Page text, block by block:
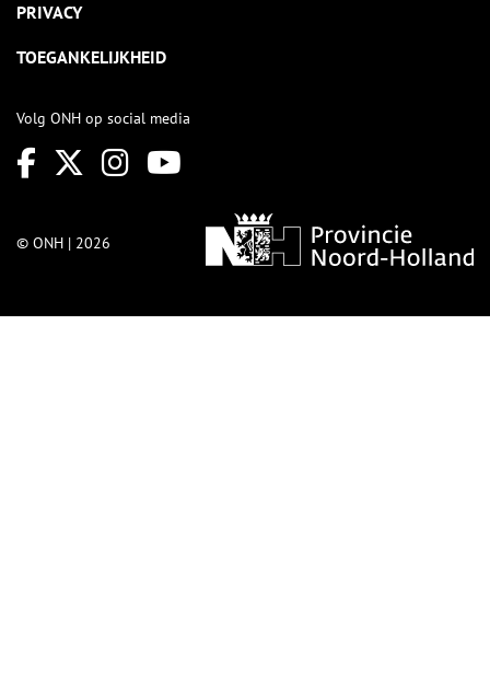
PRIVACY
TOEGANKELIJKHEID
Volg ONH op social media
© ONH | 2026